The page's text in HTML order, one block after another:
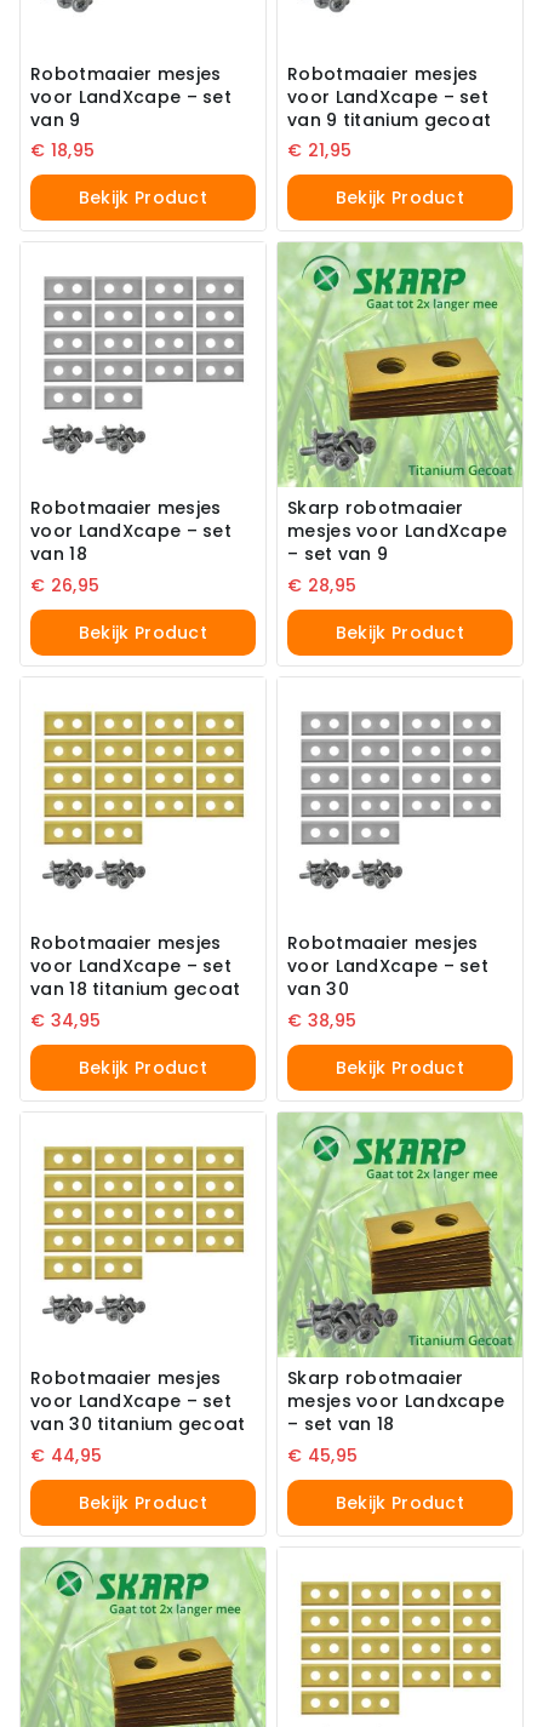
Robotmaaier mesjes
voor LandXcape – set
van 9
€ 18,95
Bekijk Product
Robotmaaier mesjes
voor LandXcape – set
van 9 titanium gecoat
€ 21,95
Bekijk Product
Robotmaaier mesjes
voor LandXcape – set
van 18
€ 26,95
Bekijk Product
Skarp robotmaaier
mesjes voor LandXcape
– set van 9
€ 28,95
Bekijk Product
Robotmaaier mesjes
voor LandXcape – set
van 18 titanium gecoat
€ 34,95
Bekijk Product
Robotmaaier mesjes
voor LandXcape – set
van 30
€ 38,95
Bekijk Product
Robotmaaier mesjes
voor LandXcape – set
van 30 titanium gecoat
€ 44,95
Bekijk Product
Skarp robotmaaier
mesjes voor Landxcape
– set van 18
€ 45,95
Bekijk Product